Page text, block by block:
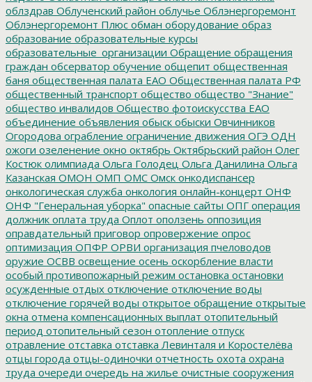
облздрав Облученский район облучье Облэнергоремонт
Облэнергоремонт Плюс обман оборудование образ
образование образовательные курсы
образовательные_организации Обращение обращения
граждан обсерватор обучение общепит общественная
баня общественная палата ЕАО Общественная палата РФ
общественный транспорт общество общество "Знание"
общество инвалидов Общество фотоискусства ЕАО
объединение объявления обыск обыски Овчинников
Огородова ограбление ограничение движения ОГЭ ОДН
ожоги озеленение окно октябрь Октябрьский район Олег
Костюк олимпиада Ольга Голодец Ольга Данилина Ольга
Казанская ОМОН ОМП ОМС Омск онкодиспансер
онкологическая служба онкология онлайн-концерт ОНФ
ОНФ "Генеральная уборка" опасные сайты ОПГ операция
должник оплата труда Оплот оползень оппозиция
оправдательный приговор опровержение опрос
оптимизация ОПФР ОРВИ организация пчеловодов
оружие ОСВВ освещение осень оскорбление власти
особый противопожарный режим остановка остановки
осужденные отдых отключение отключение воды
отключение горячей воды открытое обращение открытые
окна отмена компенсационных выплат отопительный
период отопительный сезон отопление отпуск
отравление отставка отставка Левинталя и Коростелёва
отцы города отцы-одиночки отчетность охота охрана
труда очереди очередь на жилье очистные сооружения